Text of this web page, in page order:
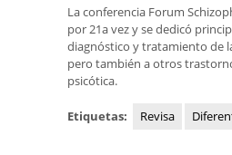
La conferencia Forum
por 21a vez y se dedicó
diagnóstico y tratamiento de
pero también a otros
psicótica.
Etiquetas: Revisa